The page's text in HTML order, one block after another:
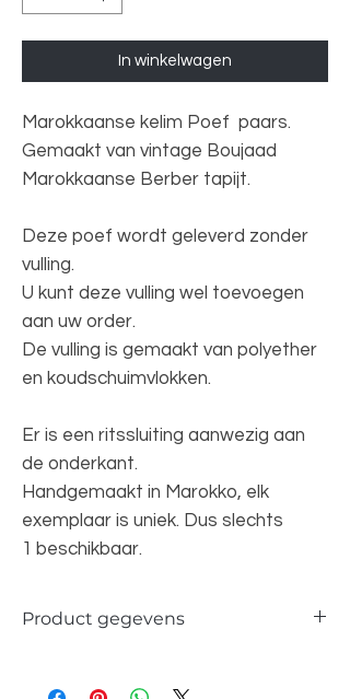
In winkelwagen
Marokkaanse kelim Poef paars.
Gemaakt van vintage Boujaad
Marokkaanse Berber tapijt.
Deze poef wordt geleverd zonder
vulling.
U kunt deze vulling wel toevoegen
aan uw order.
De vulling is gemaakt van polyether
en koudschuimvlokken.
Er is een ritssluiting aanwezig aan
de onderkant.
Handgemaakt in Marokko, elk
exemplaar is uniek. Dus slechts
1 beschikbaar.
Product gegevens
Maat poef: 60x60x25 cm